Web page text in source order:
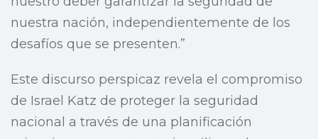
nuestra nación, independientemente de los
desafíos que se presenten.”
Este discurso perspicaz revela el compromiso
de Israel Katz de proteger la seguridad
nacional a través de una planificación